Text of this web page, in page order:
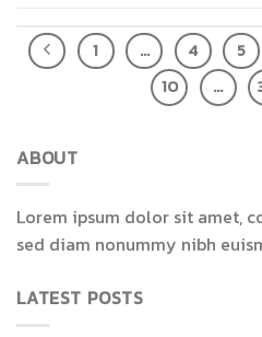
1 … 4 5
10
…
ABOUT
Lorem ipsum dolor sit amet,
sed diam nonummy nibh
LATEST POSTS